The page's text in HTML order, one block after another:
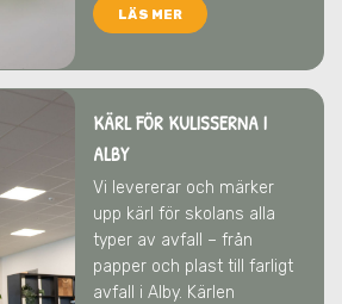
LÄS MER
KÄRL FÖR KULISSERNA I
ALBY
Vi levererar och märker
upp kärl för skolans alla
typer av avfall – från
papper och plast till farligt
avfall i Alby. Kärlen